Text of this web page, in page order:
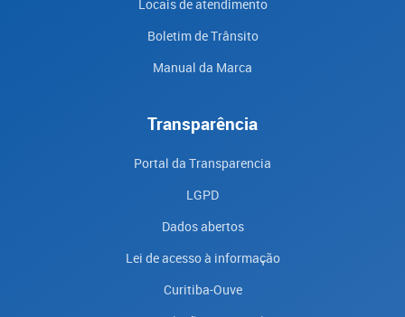
Locais de atendimento
Boletim de Trânsito
Manual da Marca
Transparência
Portal da Transparencia
LGPD
Dados abertos
Lei de acesso à informação
Curitiba-Ouve